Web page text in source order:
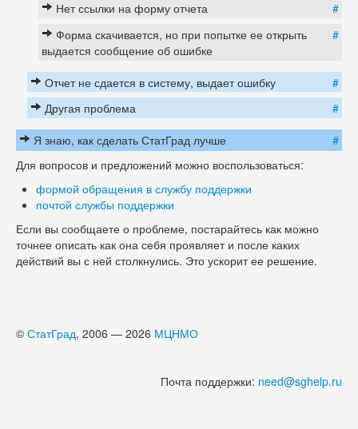
Нет ссылки на форму отчета
#
Форма скачивается, но при попытке ее открыть
выдается сообщение об ошибке
#
Отчет не сдается в систему, выдает ошибку
#
Другая проблема
#
Я знаю, как сделать СтатГрад лучше
#
Для вопросов и предложений можно воспользоваться:
формой обращения в службу поддержки
почтой службы поддержки
Если вы сообщаете о проблеме, постарайтесь как можно
точнее описать как она себя проявляет и после каких
действий вы с ней столкнулись. Это ускорит ее решение.
© СтатГрад, 2006 — 2026 МЦНМО
Почта поддержки: need@sghelp.ru